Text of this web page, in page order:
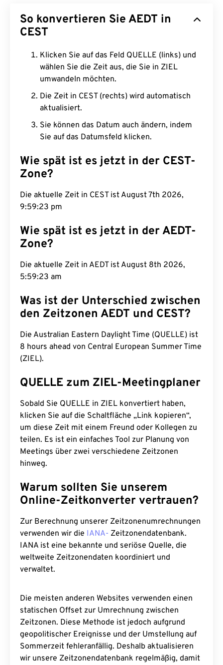
So konvertieren Sie AEDT in
CEST
Klicken Sie auf das Feld QUELLE (links) und
wählen Sie die Zeit aus, die Sie in ZIEL
umwandeln möchten.
Die Zeit in CEST (rechts) wird automatisch
aktualisiert.
Sie können das Datum auch ändern, indem
Sie auf das Datumsfeld klicken.
Wie spät ist es jetzt in der CEST-
Zone?
Die aktuelle Zeit in CEST ist August 7th 2026,
9:59:24 pm
Wie spät ist es jetzt in der AEDT-
Zone?
Die aktuelle Zeit in AEDT ist August 8th 2026,
5:59:24 am
Was ist der Unterschied zwischen
den Zeitzonen AEDT und CEST?
Die Australian Eastern Daylight Time (QUELLE) ist
8 hours ahead von Central European Summer Time
(ZIEL).
QUELLE zum ZIEL-Meetingplaner
Sobald Sie QUELLE in ZIEL konvertiert haben,
klicken Sie auf die Schaltfläche „Link kopieren“,
um diese Zeit mit einem Freund oder Kollegen zu
teilen. Es ist ein einfaches Tool zur Planung von
Meetings über zwei verschiedene Zeitzonen
hinweg.
Warum sollten Sie unserem
Online-Zeitkonverter vertrauen?
Zur Berechnung unserer Zeitzonenumrechnungen
verwenden wir die IANA- Zeitzonendatenbank.
IANA ist eine bekannte und seriöse Quelle, die
weltweite Zeitzonendaten koordiniert und
verwaltet.
Die meisten anderen Websites verwenden einen
statischen Offset zur Umrechnung zwischen
Zeitzonen. Diese Methode ist jedoch aufgrund
geopolitischer Ereignisse und der Umstellung auf
Sommerzeit fehleranfällig. Deshalb aktualisieren
wir unsere Zeitzonendatenbank regelmäßig, damit